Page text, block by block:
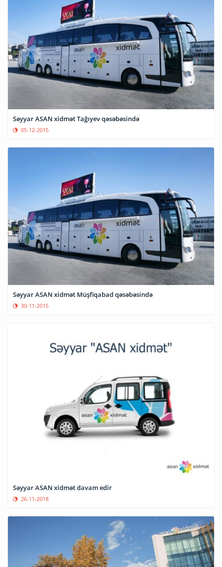
Səyyar ASAN xidmət Tağıyev qəsəbəsində
05-12-2015
Səyyar ASAN xidmət Müşfiqabad qəsəbəsində
30-11-2015
Səyyar ASAN xidmət davam edir
26-11-2018